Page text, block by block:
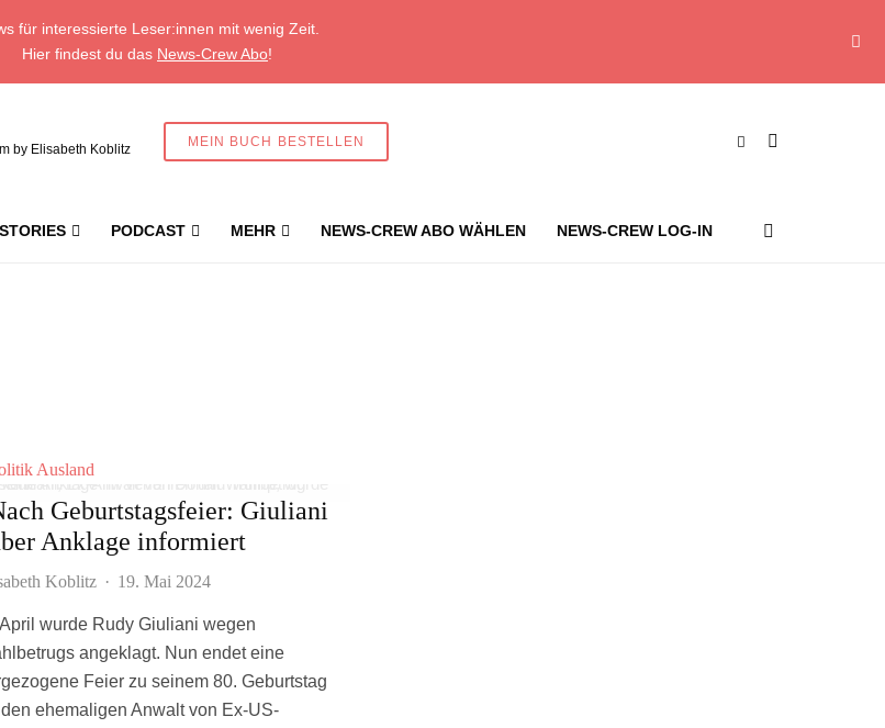
für interessierte Leser:innen mit wenig Zeit.
Hier findest du das News-Crew Abo!
MEIN BUCH BESTELLEN
STORIES PODCAST MEHR NEWS-CREW ABO WÄHLEN NEWS-CREW LOG-IN
Ausland
Geburtstagsfeier: Giuliani
Anklage informiert
Koblitz · 19. Mai 2024
April wurde Rudy Giuliani wegen
angeklagt. Nun endet eine
Feier zu seinem 80. Geburtstag
ehemaligen Anwalt von Ex-US-